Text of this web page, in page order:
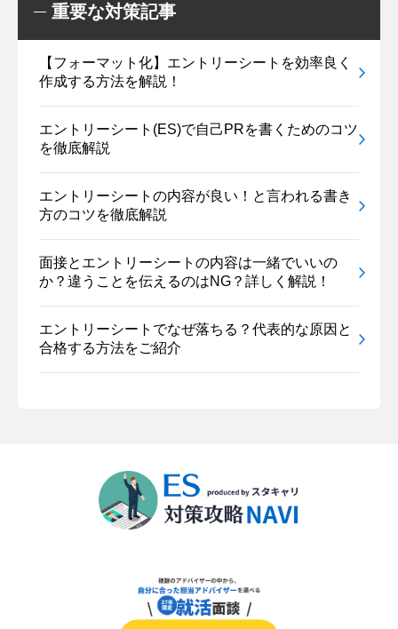
重要な対策記事
【フォーマット化】エントリーシートを効率良く
作成する方法を解説！
エントリーシート(ES)で自己PRを書くためのコツ
を徹底解説
エントリーシートの内容が良い！と言われる書き
方のコツを徹底解説
面接とエントリーシートの内容は一緒でいいの
か？違うことを伝えるのはNG？詳しく解説！
エントリーシートでなぜ落ちる？代表的な原因と
合格する方法をご紹介